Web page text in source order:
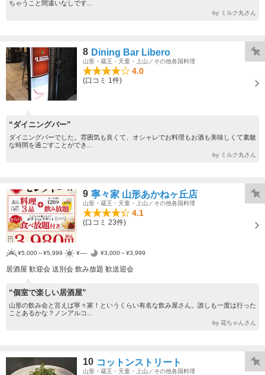
ちゃうこと間違いなしです...
by ミルク丸さん
8 Dining Bar Libero
山形・蔵王・天童・上山／その他各国料理
4.0
(口コミ 1件)
“ダイニングバー”
ダイニングバーでした。雰囲気も良くて、オシャレでお料理もお酒も美味しくて素敵
な時間を過ごすことができ...
by ミルク丸さん
9 寧々家 山形あかねヶ丘店
山形・蔵王・天童・上山／その他各国料理
4.1
(口コミ 23件)
¥5,000～¥5,999 ¥---- ¥3,000～¥3,999
居酒屋 歓迎会 送別会 飲み放題 歓送迎会
“個室で楽しい居酒屋”
山形の飲み会と言えば寧々家！というくらい有名な飲み屋さん。誰しも一度は行った
ことあるかな？ノンアルコ...
by 花ちゃんさん
10 コットンストリート
山形・蔵王・天童・上山／その他各国料理